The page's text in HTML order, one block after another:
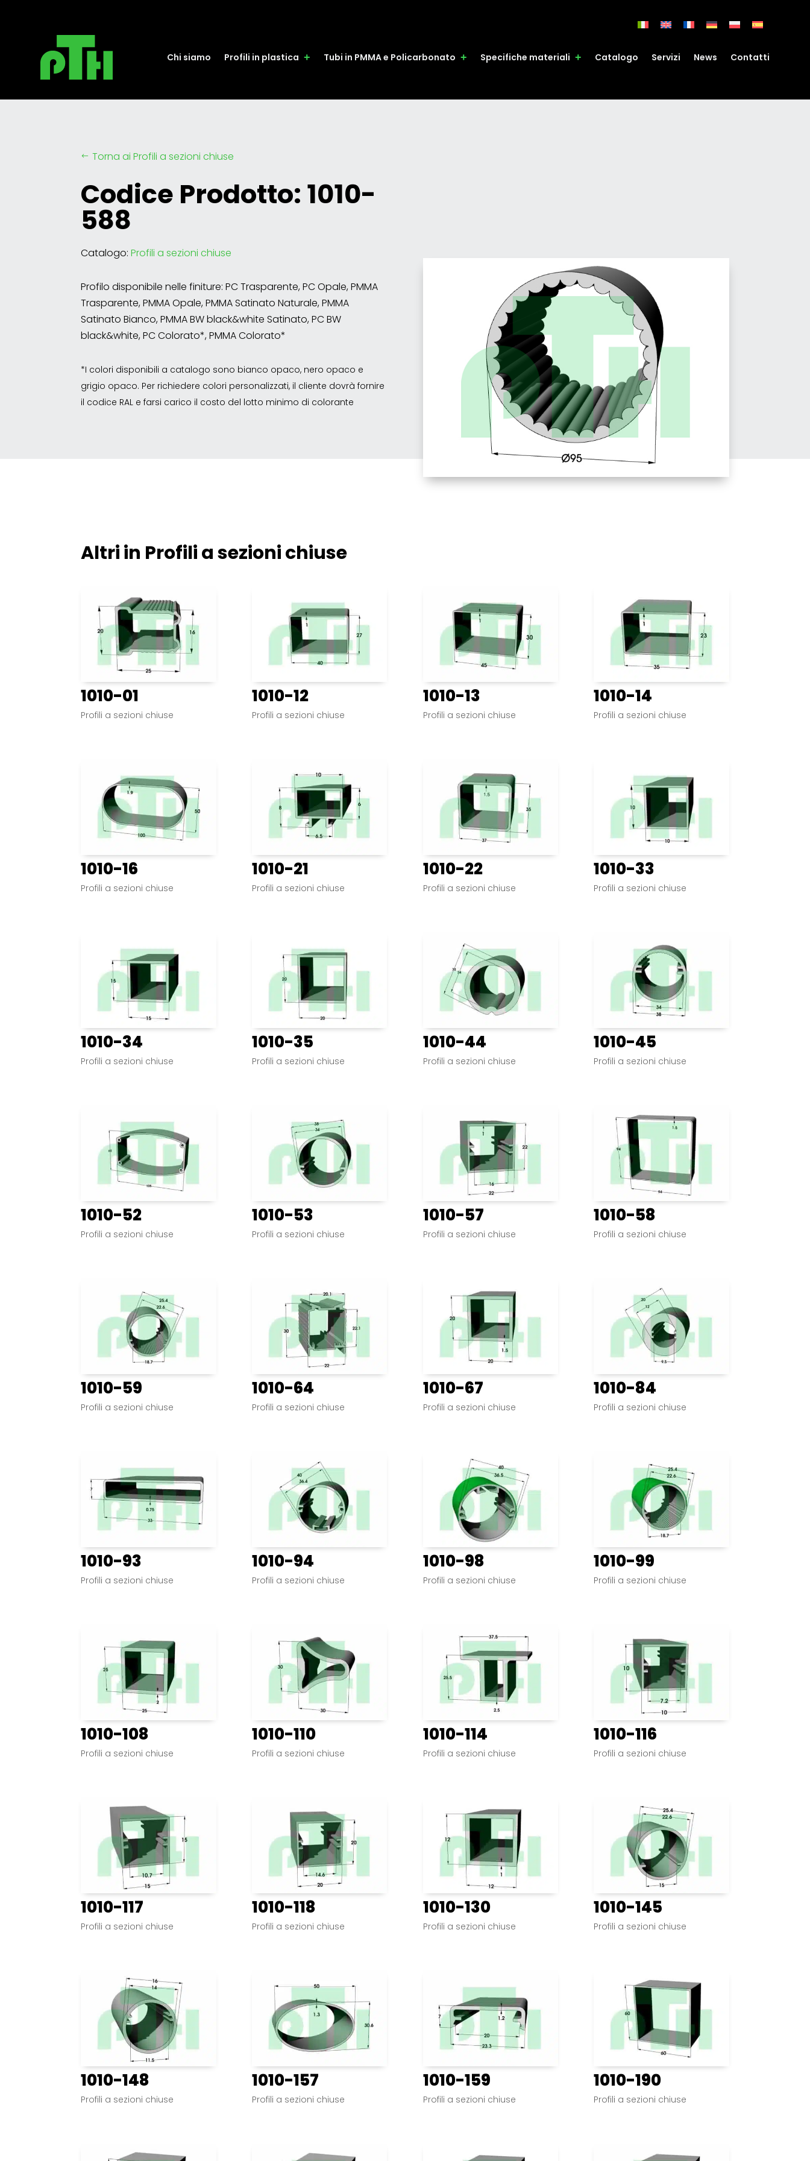
Chi siamo Profili in plastica Tubi in PMMA e Policarbonato Specifiche materiali Catalogo Servizi News Contatti
# Torna ai Profili a sezioni chiuse
Codice Prodotto: 1010-
588
Catalogo:Profili a sezioni chiuse
Profilo disponibile nelle finiture: PC Trasparente, PC Opale, PMMA
Trasparente, PMMA Opale, PMMA Satinato Naturale, PMMA
Satinato Bianco, PMMA BW black&white Satinato, PC BW
black&white, PC Colorato*, PMMA Colorato*
*I colori disponibili a catalogo sono bianco opaco, nero opaco e
grigio opaco. Per richiedere colori personalizzati, il cliente dovrà fornire
il codice RAL e farsi carico il costo del lotto minimo di colorante
Altri in Profili a sezioni chiuse
1010-01
Profili a sezioni chiuse
1010-12
Profili a sezioni chiuse
1010-13
Profili a sezioni chiuse
1010-14
Profili a sezioni chiuse
1010-16
Profili a sezioni chiuse
1010-21
Profili a sezioni chiuse
1010-22
Profili a sezioni chiuse
1010-33
Profili a sezioni chiuse
1010-34
Profili a sezioni chiuse
1010-35
Profili a sezioni chiuse
1010-44
Profili a sezioni chiuse
1010-45
Profili a sezioni chiuse
1010-52
Profili a sezioni chiuse
1010-53
Profili a sezioni chiuse
1010-57
Profili a sezioni chiuse
1010-58
Profili a sezioni chiuse
1010-59
Profili a sezioni chiuse
1010-64
Profili a sezioni chiuse
1010-67
Profili a sezioni chiuse
1010-84
Profili a sezioni chiuse
1010-93
Profili a sezioni chiuse
1010-94
Profili a sezioni chiuse
1010-98
Profili a sezioni chiuse
1010-99
Profili a sezioni chiuse
1010-108
Profili a sezioni chiuse
1010-110
Profili a sezioni chiuse
1010-114
Profili a sezioni chiuse
1010-116
Profili a sezioni chiuse
1010-117
Profili a sezioni chiuse
1010-118
Profili a sezioni chiuse
1010-130
Profili a sezioni chiuse
1010-145
Profili a sezioni chiuse
1010-148
Profili a sezioni chiuse
1010-157
Profili a sezioni chiuse
1010-159
Profili a sezioni chiuse
1010-190
Profili a sezioni chiuse